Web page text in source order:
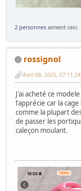
2 personnes aiment ceci.
rossignol
Avril 08, 2025,
J'ai acheté ce
l'apprécie car la
comme la plupart
de passer les
caleçon moulant.